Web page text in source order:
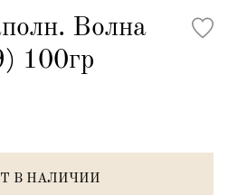
Волна
100гр
В НАЛИЧИИ